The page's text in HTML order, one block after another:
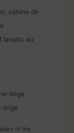
cabine de
lavabo au
linge
linge
of the